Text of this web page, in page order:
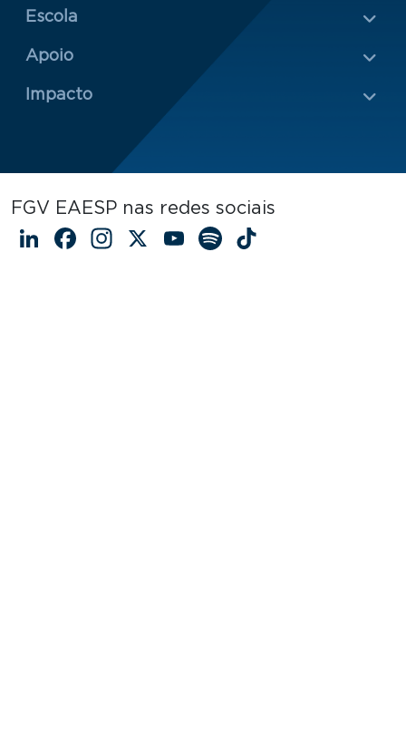
Escola
Rodapé 2
Apoio
Impacto
FGV EAESP nas redes sociais
LinkedIn
Facebook
Instagram
X YouTube
Spotify